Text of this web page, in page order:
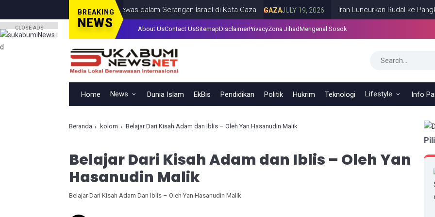
BREAKING
NEWS
Termasuk Seorang Anak, Tewas dalam Serangan Israel di Kota Gaza GAZA JULY 19, 2026 Iran Luncurkan Rudal ke Pangkalan
About UsContact UsSitemapDisclaimerPrivacyZona JihadMengenal Sosok
Home News Dunia Islam EkBis Pendidikan Politik Hukrim Teknologi Lifestyle Info
Beranda kolom Belajar Dari Kisah Adam dan Iblis – Oleh Yan Hasanudin Malik
Belajar Dari Kisah Adam dan Iblis – Oleh Yan
Hasanudin Malik
Belajar Dari Kisah Adam Dan Iblis – Oleh Yan Hasanudin Malik
CLOSE ADS